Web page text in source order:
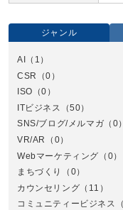
ジャンル
AI
（1）
CSR
（0）
ISO （0）
ITビジネス
（50）
SNS/ブログ/メルマガ （0）
VR/AR
（0）
Webマーケティング （0）
まちづくり
（0）
カウンセリング （11）
コミュニティービジネス